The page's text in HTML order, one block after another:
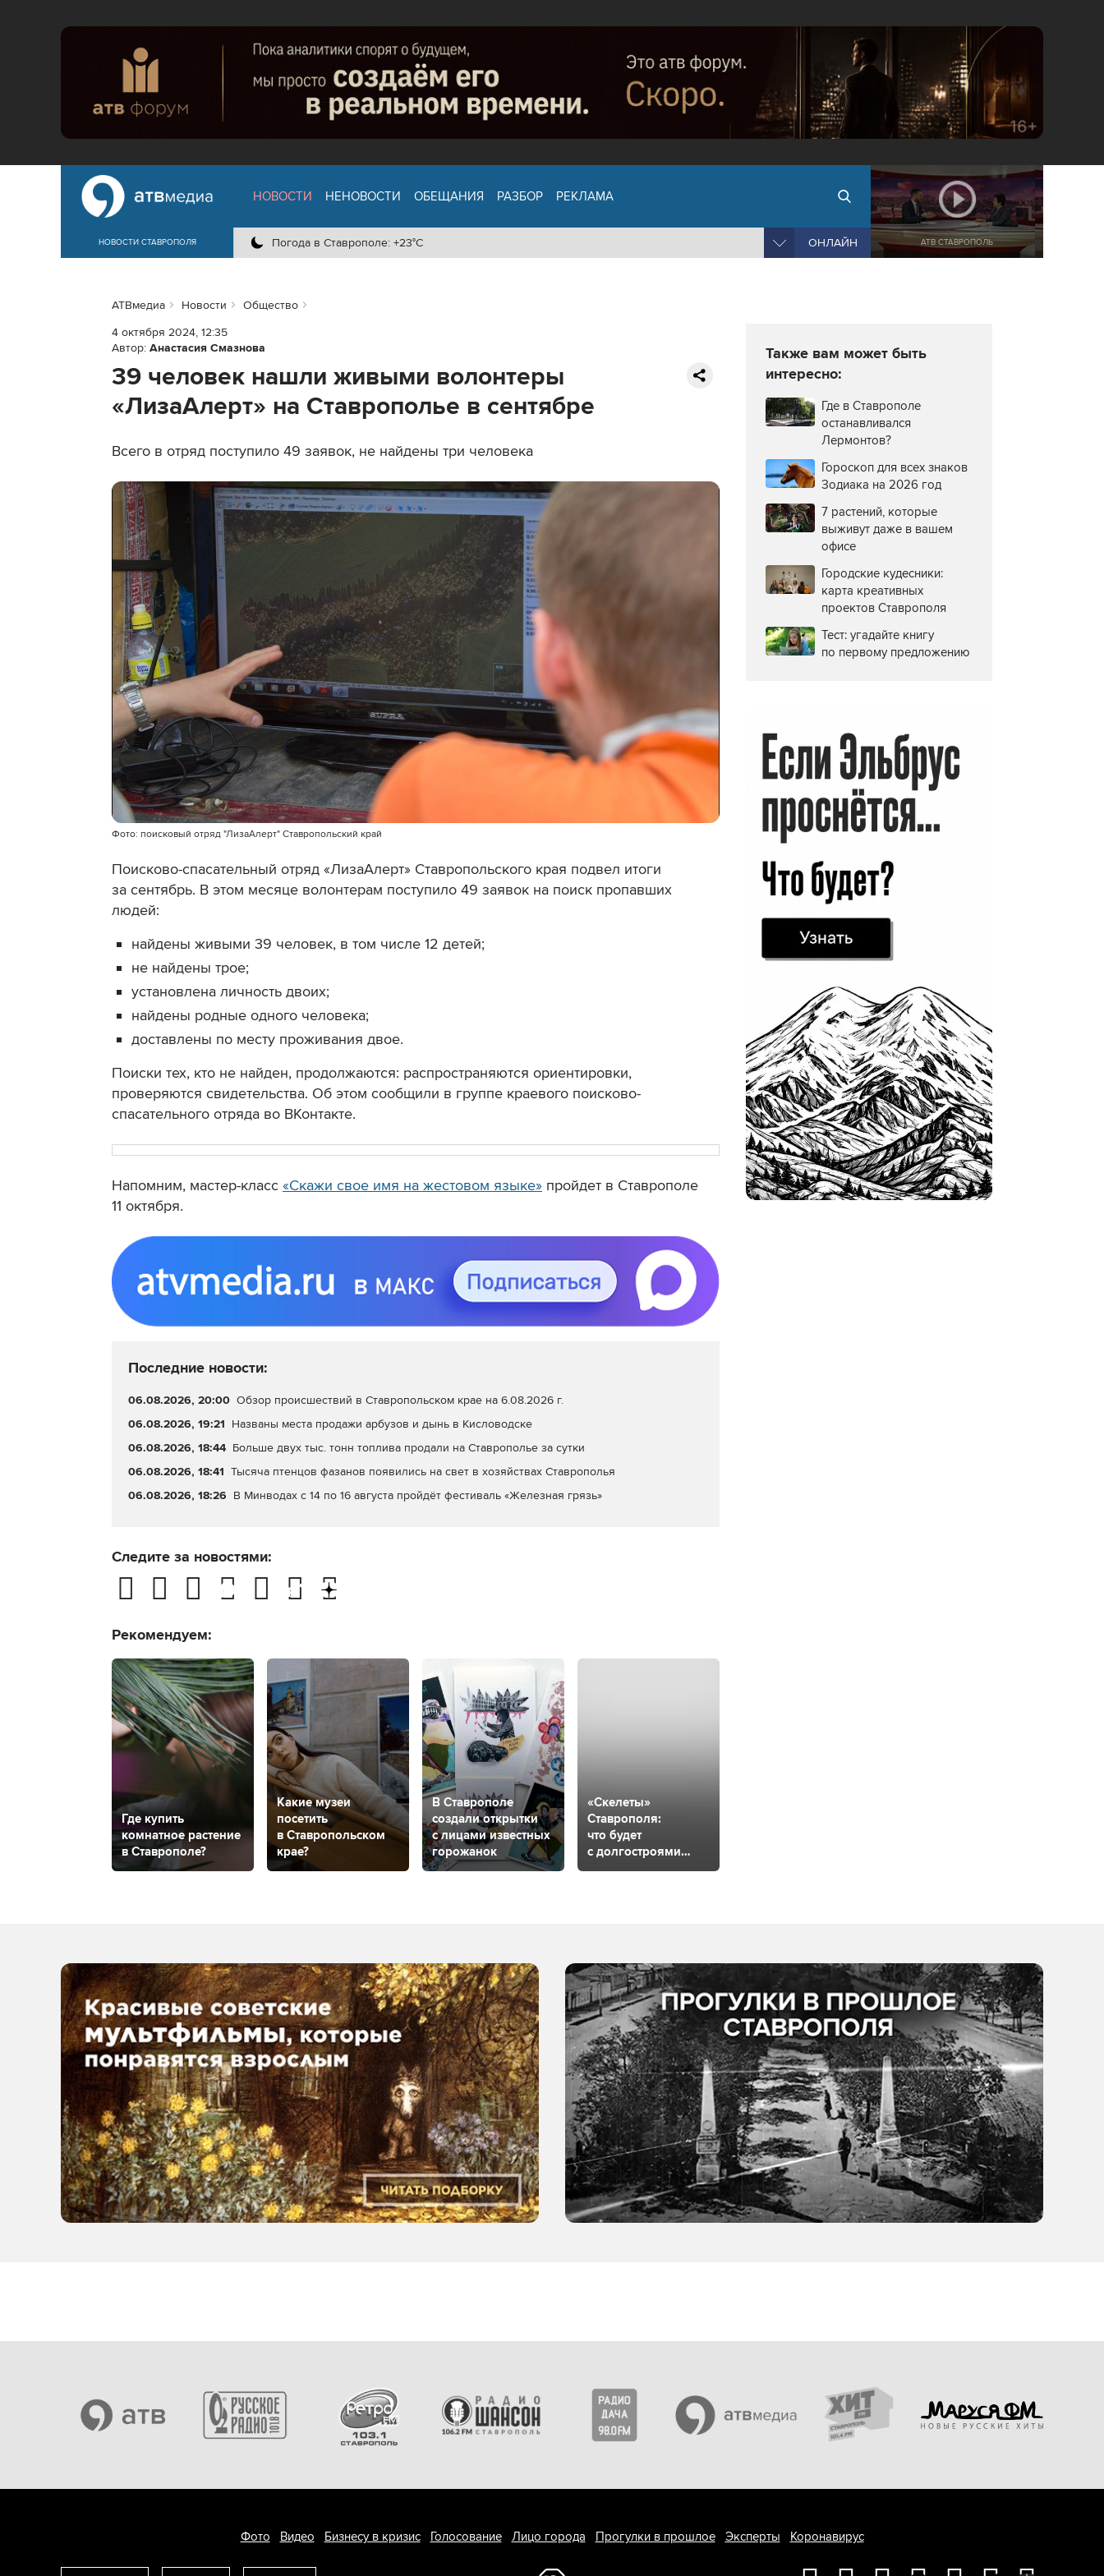
НОВОСТИ СТАВРОПОЛЯ
НОВОСТИ НЕНОВОСТИ ОБЕЩАНИЯ РАЗБОР РЕКЛАМА
Погода в Ставрополе: +23°C ОНЛАЙН АТВ СТАВРОПОЛЬ
АТВмедиа Новости
Общество
4 октября 2024, 12:35
Автор: Анастасия Смазнова
39 человек нашли живыми волонтеры
«ЛизаАлерт» на Ставрополье в сентябре
Всего в отряд поступило 49 заявок, не найдены три человека
Фото: поисковый отряд "ЛизаАлерт" Ставропольский край
Поисково-спасательный отряд «ЛизаАлерт» Ставропольского края подвел итоги
за сентябрь. В этом месяце волонтерам поступило 49 заявок на поиск пропавших
людей:
найдены живыми 39 человек, в том числе 12 детей;
не найдены трое;
установлена личность двоих;
найдены родные одного человека;
доставлены по месту проживания двое.
Поиски тех, кто не найден, продолжаются: распространяются ориентировки,
проверяются свидетельства. Об этом сообщили в группе краевого поисково-
спасательного отряда во ВКонтакте.
Напомним, мастер-класс «Скажи свое имя на жестовом языке» пройдет в Ставрополе
11 октября.
Последние новости:
06.08.2026, 20:00 Обзор происшествий в Ставропольском крае на 6.08.2026 г.
06.08.2026, 19:21 Названы места продажи арбузов и дынь в Кисловодске
06.08.2026, 18:44 Больше двух тыс. тонн топлива продали на Ставрополье за сутки
06.08.2026, 18:41 Тысяча птенцов фазанов появились на свет в хозяйствах Ставрополья
06.08.2026, 18:26 В Минводах с 14 по 16 августа пройдёт фестиваль «Железная грязь»
Следите за новостями:
Рекомендуем:
Где купить
комнатное растение
в Ставрополе?
Какие музеи
посетить
в Ставропольском
крае?
В Ставрополе
создали открытки
с лицами известных
горожанок
«Скелеты»
Ставрополя:
что будет
с долгостроями
города?
Также вам может быть
интересно:
Где в Ставрополе
останавливался
Лермонтов?
Гороскоп для всех знаков
Зодиака на 2026 год
7 растений, которые
выживут даже в вашем
офисе
Городские кудесники:
карта креативных
проектов Ставрополя
Тест: угадайте книгу
по первому предложению
Фото Видео Бизнесу в кризис Голосование Лицо города Прогулки в прошлое Эксперты Коронавирус